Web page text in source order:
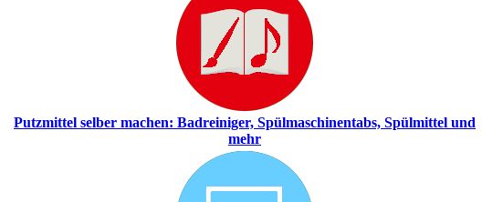
Putzmittel selber machen: Badreiniger, Spülmaschinentabs, Spülmittel und
mehr